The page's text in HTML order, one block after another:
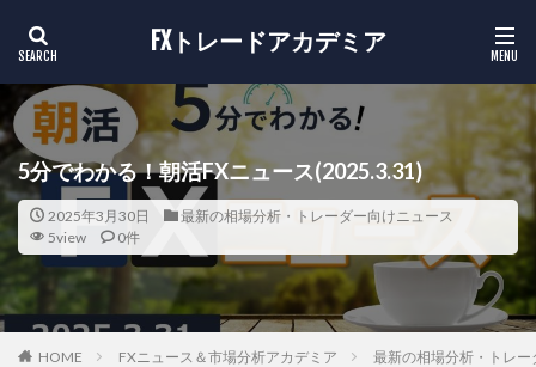
FXトレードアカデミア
5分でわかる！朝活FXニュース(2025.3.31)
2025年3月30日
最新の相場分析・トレーダー向けニュース
5view
0件
HOME FXニュース＆市場分析アカデミア 最新の相場分析・トレ